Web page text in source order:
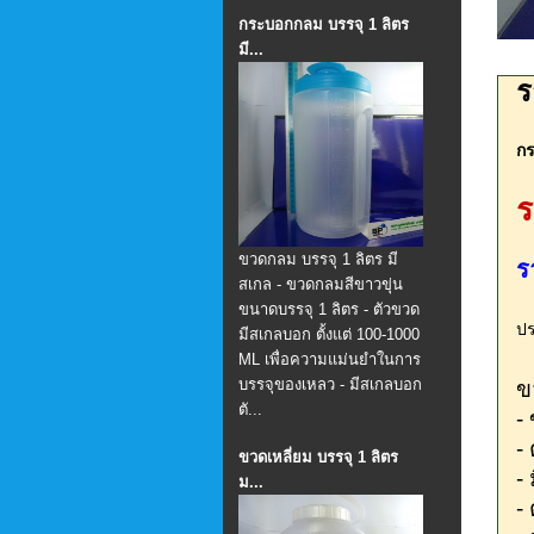
กระบอกกลม บรรจุ 1 ลิตร
มี...
ขวดกลม บรรจุ 1 ลิตร มี
สเกล - ขวดกลมสีขาวขุ่น
ขนาดบรรจุ 1 ลิตร - ตัวขวด
มีสเกลบอก ตั้งแต่ 100-1000
ML เพื่อความแม่นยำในการ
บรรจุของเหลว - มีสเกลบอก
ตั...
ขวดเหลี่ยม บรรจุ 1 ลิตร
ม...
ก
ป
-
-
-
-